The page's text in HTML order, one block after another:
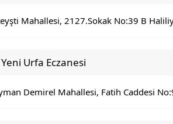
Mahallesi, 2127.Sokak No:39 B
Yeni Urfa Eczanesi
Demirel Mahallesi, Fatih Caddesi